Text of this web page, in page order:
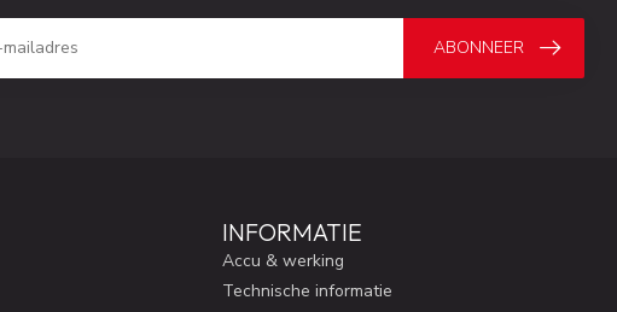
ABONNEER
INFORMATIE
Accu & werking
Technische informatie